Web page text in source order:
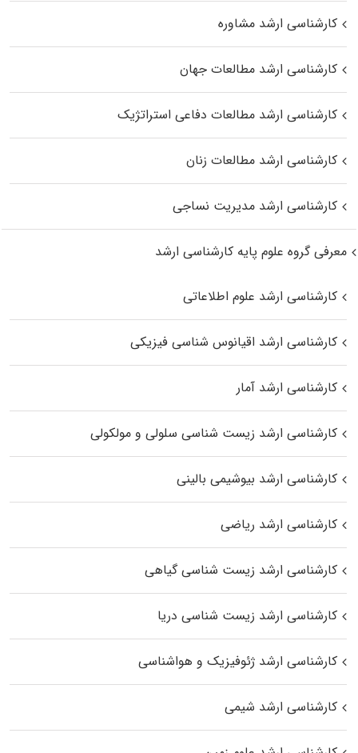
کارشناسی ارشد مشاوره
کارشناسی ارشد مطالعات جهان
کارشناسی ارشد مطالعات دفاعی استراتژیک
کارشناسی ارشد مطالعات زنان
کارشناسی ارشد مدیریت نساجی
معرفی گروه علوم پایه کارشناسی ارشد
کارشناسی ارشد علوم اطلاعاتی
کارشناسی ارشد اقیانوس‌ شناسی فیزیکی
کارشناسی ارشد آمار
کارشناسی ارشد زیست شناسی سلولی و مولکولی
کارشناسی ارشد بیوشیمی بالینی
کارشناسی ارشد ریاضی
کارشناسی ارشد زیست‌ شناسی گیاهی
کارشناسی ارشد زیست‌ شناسی دریا
کارشناسی ارشد ژئوفیزیک و هواشناسی
کارشناسی ارشد شیمی